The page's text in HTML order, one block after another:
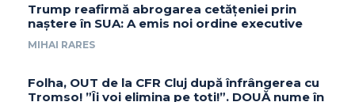
Trump reafirmă abrogarea cetățeniei prin
naștere în SUA: A emis noi ordine executive
MIHAI RARES
Folha, OUT de la CFR Cluj după înfrângerea cu
Tromso! ”Îi voi elimina pe toți!”. DOUĂ nume în